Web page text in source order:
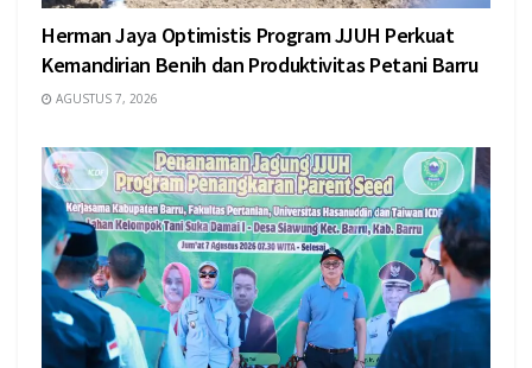
Herman Jaya Optimistis Program JJUH Perkuat
Kemandirian Benih dan Produktivitas Petani Barru
AGUSTUS 7, 2026